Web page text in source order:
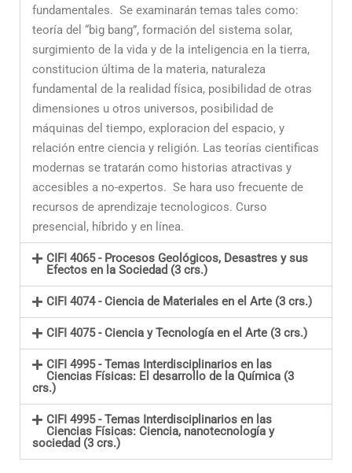
fundamentales. Se examinarán temas tales como:
teoría del “big bang”, formación del sistema solar,
surgimiento de la vida y de la inteligencia en la tierra,
constitucion última de la materia, naturaleza
fundamental de la realidad física, posibilidad de otras
dimensiones u otros universos, posibilidad de
máquinas del tiempo, exploracion del espacio, y
relación entre ciencia y religión. Las teorías cientificas
modernas se tratarán como historias atractivas y
accesibles a no-expertos. Se hara uso frecuente de
recursos de aprendizaje tecnologicos. Curso
presencial, híbrido y en línea.
CIFI 4065 - Procesos Geológicos, Desastres y sus
Efectos en la Sociedad (3 crs.)
CIFI 4074 - Ciencia de Materiales en el Arte (3 crs.)
CIFI 4075 - Ciencia y Tecnología en el Arte (3 crs.)
CIFI 4995 - Temas Interdisciplinarios en las
Ciencias Físicas: El desarrollo de la Química (3
crs.)
CIFI 4995 - Temas Interdisciplinarios en las
Ciencias Físicas: Ciencia, nanotecnología y
sociedad (3 crs.)